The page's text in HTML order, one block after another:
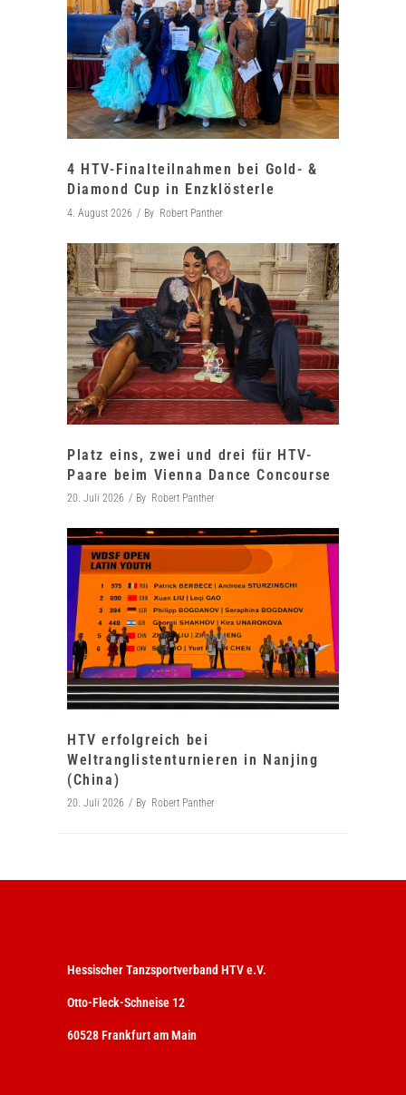
4 HTV-Finalteilnahmen bei Gold- &
Diamond Cup in Enzklösterle
4. August 2026 By Robert Panther
Platz eins, zwei und drei für HTV-
Paare beim Vienna Dance Concourse
20. Juli 2026 By Robert Panther
HTV erfolgreich bei
Weltranglistenturnieren in Nanjing
(China)
20. Juli 2026 By Robert Panther
Hessischer Tanzsportverband HTV e.V.
Otto-Fleck-Schneise 12
60528 Frankfurt am Main